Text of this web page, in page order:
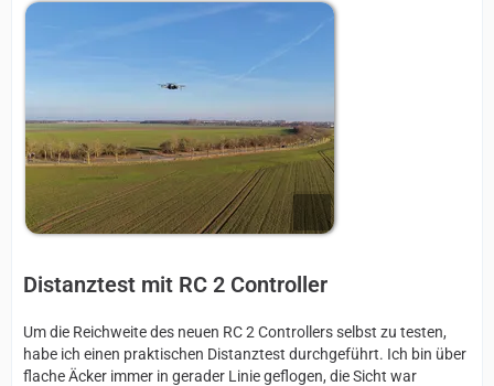
Distanztest mit RC 2 Controller
Um die Reichweite des neuen RC 2 Controllers selbst zu testen,
habe ich einen praktischen Distanztest durchgeführt. Ich bin über
flache Äcker immer in gerader Linie geflogen, die Sicht war